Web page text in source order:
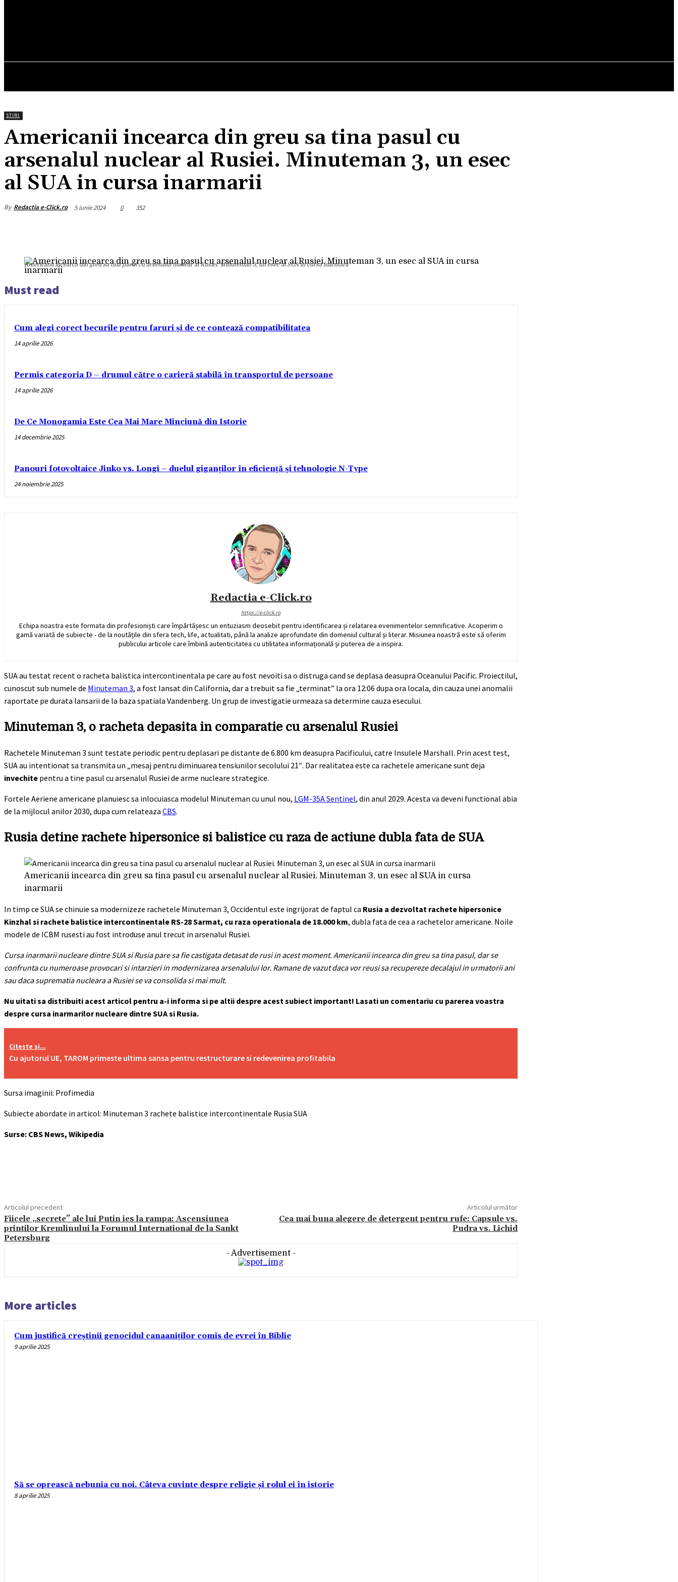
STIRI
Americanii incearca din greu sa tina pasul cu
arsenalul nuclear al Rusiei. Minuteman 3, un esec
al SUA in cursa inarmarii
By Redactia e-Click.ro 5 iunie 2024 0 352
Americanii incearca din greu sa tina pasul cu arsenalul nuclear al Rusiei. Minuteman 3, un esec al SUA in cursa inarmarii
Must read
Cum alegi corect becurile pentru faruri și de ce contează compatibilitatea
14 aprilie 2026
Permis categoria D – drumul către o carieră stabilă în transportul de persoane
14 aprilie 2026
De Ce Monogamia Este Cea Mai Mare Minciună din Istorie
14 decembrie 2025
Panouri fotovoltaice Jinko vs. Longi – duelul giganților în eficiență și tehnologie N-Type
24 noiembrie 2025
Redactia e-Click.ro
https://e-click.ro
Echipa noastra este formata din profesioniști care împărtășesc un entuziasm deosebit pentru identificarea și relatarea evenimentelor semnificative. Acoperim o
gamă variată de subiecte - de la noutățile din sfera tech, life, actualitati, până la analize aprofundate din domeniul cultural și literar. Misiunea noastră este să oferim
publicului articole care îmbină autenticitatea cu utilitatea informațională și puterea de a inspira.
SUA au testat recent o racheta balistica intercontinentala pe care au fost nevoiti sa o distruga cand se deplasa deasupra Oceanului Pacific. Proiectilul,
cunoscut sub numele de Minuteman 3, a fost lansat din California, dar a trebuit sa fie „terminat” la ora 12:06 dupa ora locala, din cauza unei anomalii
raportate pe durata lansarii de la baza spatiala Vandenberg. Un grup de investigatie urmeaza sa determine cauza esecului.
Minuteman 3, o racheta depasita in comparatie cu arsenalul Rusiei
Rachetele Minuteman 3 sunt testate periodic pentru deplasari pe distante de 6.800 km deasupra Pacificului, catre Insulele Marshall. Prin acest test,
SUA au intentionat sa transmita un „mesaj pentru diminuarea tensiunilor secolului 21″. Dar realitatea este ca rachetele americane sunt deja
invechite pentru a tine pasul cu arsenalul Rusiei de arme nucleare strategice.
Fortele Aeriene americane planuiesc sa inlocuiasca modelul Minuteman cu unul nou, LGM-35A Sentinel, din anul 2029. Acesta va deveni functional abia
de la mijlocul anilor 2030, dupa cum relateaza CBS.
Rusia detine rachete hipersonice si balistice cu raza de actiune dubla fata de SUA
Americanii incearca din greu sa tina pasul cu arsenalul nuclear al Rusiei. Minuteman 3, un esec al SUA in cursa
inarmarii
In timp ce SUA se chinuie sa modernizeze rachetele Minuteman 3, Occidentul este ingrijorat de faptul ca Rusia a dezvoltat rachete hipersonice
Kinzhal si rachete balistice intercontinentale RS-28 Sarmat, cu raza operationala de 18.000 km, dubla fata de cea a rachetelor americane. Noile
modele de ICBM rusesti au fost introduse anul trecut in arsenalul Rusiei.
Cursa inarmarii nucleare dintre SUA si Rusia pare sa fie castigata detasat de rusi in acest moment. Americanii incearca din greu sa tina pasul, dar se
confrunta cu numeroase provocari si intarzieri in modernizarea arsenalului lor. Ramane de vazut daca vor reusi sa recupereze decalajul in urmatorii ani
sau daca suprematia nucleara a Rusiei se va consolida si mai mult.
Nu uitati sa distribuiti acest articol pentru a-i informa si pe altii despre acest subiect important! Lasati un comentariu cu parerea voastra
despre cursa inarmarilor nucleare dintre SUA si Rusia.
Citeste si...
Cu ajutorul UE, TAROM primeste ultima sansa pentru restructurare si redevenirea profitabila
Sursa imaginii: Profimedia
Subiecte abordate in articol: Minuteman 3 rachete balistice intercontinentale Rusia SUA
Surse: CBS News, Wikipedia
Articolul precedent
Fiicele „secrete” ale lui Putin ies la rampa: Ascensiunea
printilor Kremlinului la Forumul International de la Sankt
Petersburg
Articolul următor
Cea mai buna alegere de detergent pentru rufe: Capsule vs.
Pudra vs. Lichid
- Advertisement -
More articles
Cum justifică creștinii genocidul canaaniților comis de evrei în Biblie
9 aprilie 2025
Să se oprească nebunia cu noi. Câteva cuvinte despre religie și rolul ei în istorie
8 aprilie 2025